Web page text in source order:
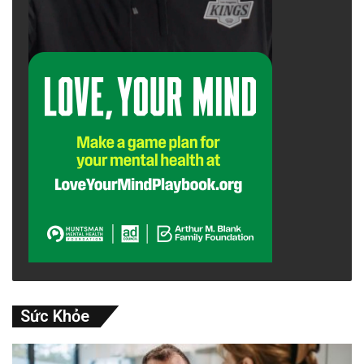
công ty được đầu tư đủ mạnh, nước này sẽ
không thể chủ động hơn về kỹ thuật mà phụ
thuộc hoàn toàn vào tư vấn và nhà thầu nước
ngoài. Ngay cả khi có thể hoàn thành được dự
án này, nếu không có một công ty mạnh như
vậy, Việt Nam cũng sẽ không thể vận hành
tuyến đường sắt cao tốc, và tuyến đường này
Do đó, cải cách triệt để và xây dựng một
chương trình đầu tư to lớn cho Tổng công ty
Đường sắt Việt Nam trở thành việc cấp bách.
Việt Nam có đủ ý chí chính trị để làm, nhưng
bộ máy thực thi vẫn có thể là một vấn đề.
Sức Khỏe